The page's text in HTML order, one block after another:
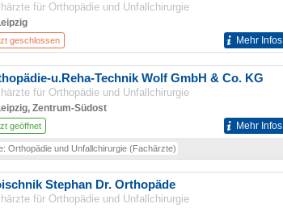
für Orthopädie und Unfallchirurgie
geschlossen Mehr Infos
u.Reha-Technik Wolf GmbH & Co. KG
für Orthopädie und Unfallchirurgie
Zentrum-Südost
geöffnet Mehr Infos
Orthopädie und Unfallchirurgie (Fachärzte)
Stephan Dr. Orthopäde
für Orthopädie und Unfallchirurgie